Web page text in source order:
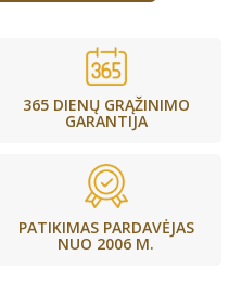
365 DIENŲ GRĄŽINIMO
GARANTIJA
PATIKIMAS PARDAVĖJAS
NUO 2006 M.